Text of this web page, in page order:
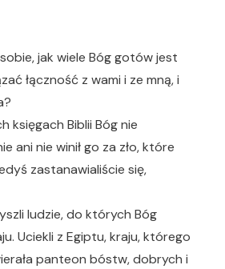
jak wiele Bóg gotów jest
łączność z wami i ze mną, i
księgach Biblii Bóg nie
ani nie winił go za zło, które
zastanawialiście się,
ludzie, do których Bóg
Uciekli z Egiptu, kraju, którego
panteon bóstw, dobrych i